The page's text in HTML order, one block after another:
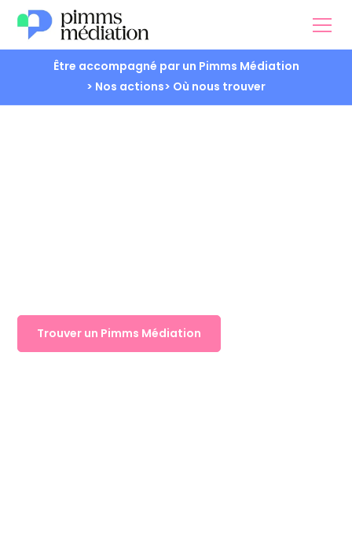
Être accompagné par un Pimms Médiation
> Nos actions> Où nous trouver
Trouver un Pimms Médiation